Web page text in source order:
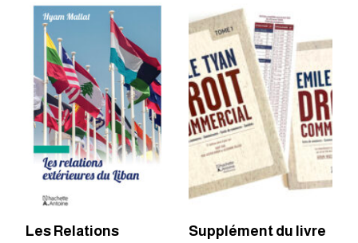
Supplément du livre
Les Relations